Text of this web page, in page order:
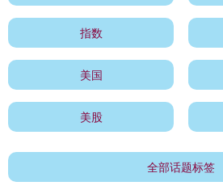
指数
美国
美股
全部话题标签